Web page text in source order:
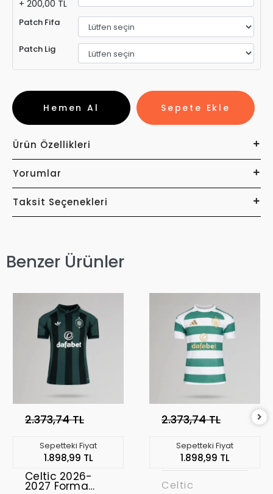
+ 200,00 TL
Patch Fifa
Patch Lig
Sepete Ekle
Hemen Al
Ürün Özellikleri
Yorumlar
Taksit Seçenekleri
Benzer Ürünler
2.373,74 TL
Sepetteki Fiyat
1.898,99 TL
Celtic 2026-
2027 Forma
2.373,74 TL
Sepetteki Fiyat
1.898,99 TL
Celtic